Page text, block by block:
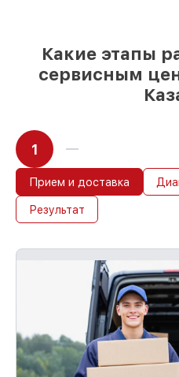
Какие этапы
сервисным
1
Прием и доставка
Результат